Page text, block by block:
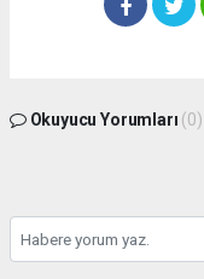
Okuyucu Yorumları (0)